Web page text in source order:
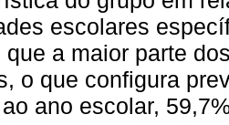
escolares
que a maior parte
o que configura
ano escolar,